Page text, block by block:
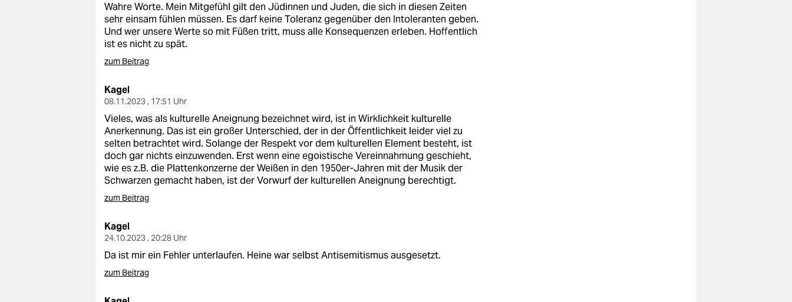
Wahre Worte. Mein Mitgefühl gilt den Jüdinnen und Juden, die sich in diesen Zeiten
sehr einsam fühlen müssen. Es darf keine Toleranz gegenüber den Intoleranten geben.
Und wer unsere Werte so mit Füßen tritt, muss alle Konsequenzen erleben. Hoffentlich
ist es nicht zu spät.
zum Beitrag
Kagel
08.11.2023 , 17:51 Uhr
Vieles, was als kulturelle Aneignung bezeichnet wird, ist in Wirklichkeit kulturelle
Anerkennung. Das ist ein großer Unterschied, der in der Öffentlichkeit leider viel zu
selten betrachtet wird. Solange der Respekt vor dem kulturellen Element besteht, ist
doch gar nichts einzuwenden. Erst wenn eine egoistische Vereinnahmung geschieht,
wie es z.B. die Plattenkonzerne der Weißen in den 1950er-Jahren mit der Musik der
Schwarzen gemacht haben, ist der Vorwurf der kulturellen Aneignung berechtigt.
zum Beitrag
Kagel
24.10.2023 , 20:28 Uhr
Da ist mir ein Fehler unterlaufen. Heine war selbst Antisemitismus ausgesetzt.
zum Beitrag